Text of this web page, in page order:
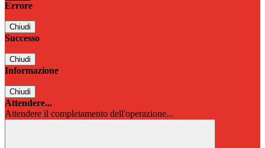
Errore
Chiudi
Successo
Chiudi
Informazione
Chiudi
Attendere...
Attendere il completamento dell'operazione...